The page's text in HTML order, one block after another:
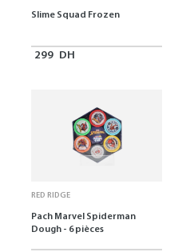
Slime Squad Frozen
299 DH
RED RIDGE
Pach Marvel Spiderman
Dough - 6 pièces